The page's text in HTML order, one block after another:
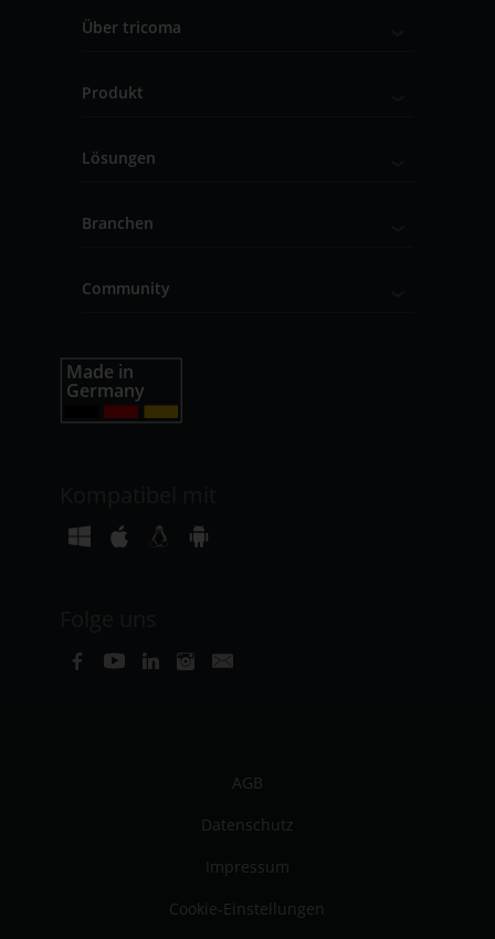
Über tricoma
Produkt
Lösungen
Branchen
Community
AGB
Datenschutz
Impressum
Cookie-Einstellungen